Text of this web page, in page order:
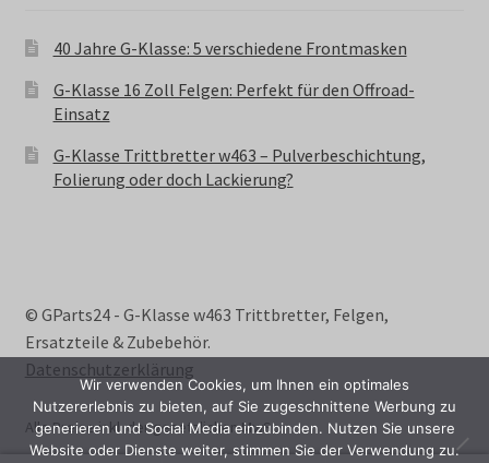
40 Jahre G-Klasse: 5 verschiedene Frontmasken
G-Klasse 16 Zoll Felgen: Perfekt für den Offroad-
Einsatz
G-Klasse Trittbretter w463 – Pulverbeschichtung,
Folierung oder doch Lackierung?
© GParts24 - G-Klasse w463 Trittbretter, Felgen,
Ersatzteile & Zubebehör.
Datenschutzerklärung
Alle Preise inkl. der gesetzlichen MwSt.
Wir verwenden Cookies, um Ihnen ein optimales
Nutzererlebnis zu bieten, auf Sie zugeschnittene Werbung zu
generieren und Social Media einzubinden. Nutzen Sie unsere
Website oder Dienste weiter, stimmen Sie der Verwendung zu.